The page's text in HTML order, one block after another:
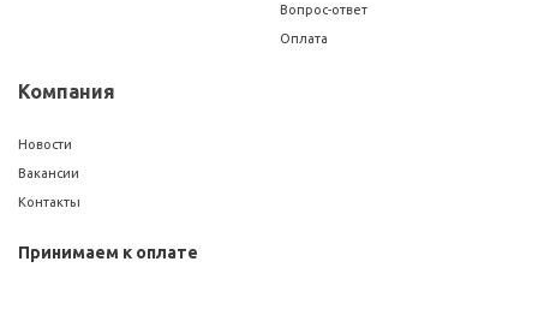
Вопрос-ответ
Оплата
Компания
Новости
Вакансии
Контакты
Принимаем к оплате